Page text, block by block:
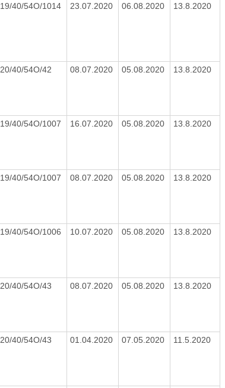
19/40/54O/1014 23.07.2020 06.08.2020 13.8.2020
20/40/54O/42 08.07.2020 05.08.2020 13.8.2020
19/40/54O/1007 16.07.2020 05.08.2020 13.8.2020
19/40/54O/1007 08.07.2020 05.08.2020 13.8.2020
19/40/54O/1006 10.07.2020 05.08.2020 13.8.2020
20/40/54O/43 08.07.2020 05.08.2020 13.8.2020
20/40/54O/43 01.04.2020 07.05.2020 11.5.2020